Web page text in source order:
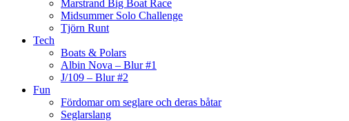
Marstrand Big Boat Race
Midsummer Solo Challenge
Tjörn Runt
Tech
Boats & Polars
Albin Nova – Blur #1
J/109 – Blur #2
Fun
Fördomar om seglare och deras båtar
Seglarslang